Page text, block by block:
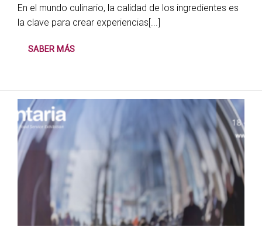
En el mundo culinario, la calidad de los ingredientes es
la clave para crear experiencias[...]
SABER MÁS